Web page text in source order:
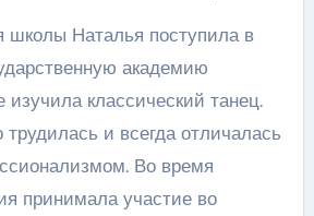
школы Наталья поступила в
академию
изучила классический танец.
трудилась и всегда отличалась
Во время
принимала участие во